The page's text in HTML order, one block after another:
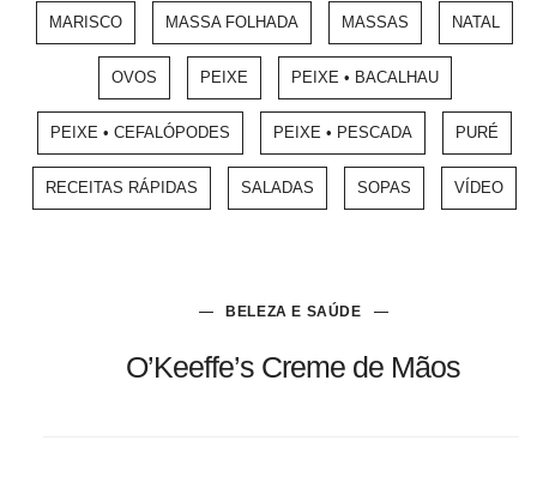
MARISCO MASSA FOLHADA MASSAS NATAL
OVOS PEIXE PEIXE • BACALHAU
PEIXE • CEFALÓPODES PEIXE • PESCADA PURÉ
RECEITAS RÁPIDAS SALADAS SOPAS VÍDEO
BELEZA E SAÚDE
O’Keeffe’s Creme de Mãos